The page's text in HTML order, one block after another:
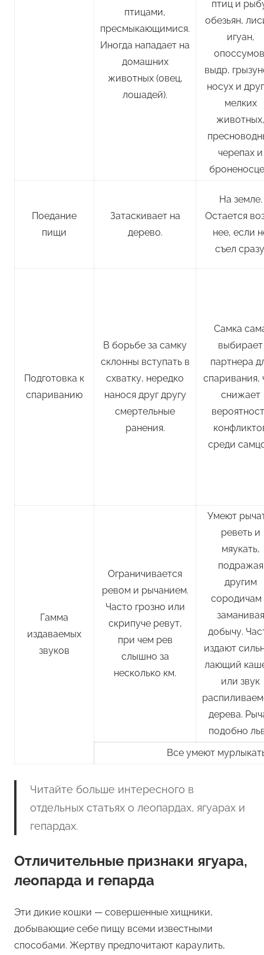
птицами,
пресмыкающимися.
Иногда нападает на
домашних
животных (овец,
лошадей).
птиц и
обезьян,
игуан,
выдр,
носух и
мелких
животных,
черепах и
Поедание
пищи
Затаскивает на
дерево.
На земле.
Остается
нее, если
съел
Подготовка к
спариванию
В борьбе за самку
склонны вступать в
схватку, нередко
нанося друг другу
смертельные
ранения.
Самка
выбирает
партнера
спаривания,
снижает
среди
Гамма
издаваемых
звуков
Ограничивается
ревом и рычанием.
Часто грозно или
скрипуче ревут,
при чем рев
слышно за
несколько км.
Умеют
реветь и
мяукать,
подражая
другим
сородичам
заманивая
добычу.
издают
лающий
или звук
дерева.
подобно
Все умеют
Читайте больше интересного в
отдельных статьях о леопардах, ягуарах и
гепардах.
Отличительные признаки ягуара,
леопарда и гепарда
Эти дикие кошки — совершенные хищники,
добывающие себе пищу всеми известными
способами. Жертву предпочитают караулить,